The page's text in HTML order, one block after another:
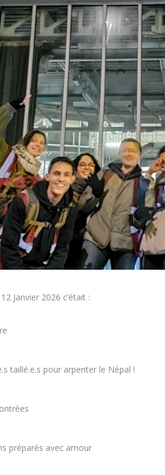
Janvier 2026 c’était :
taillé.e.s pour arpenter le Népal !
préparés avec amour